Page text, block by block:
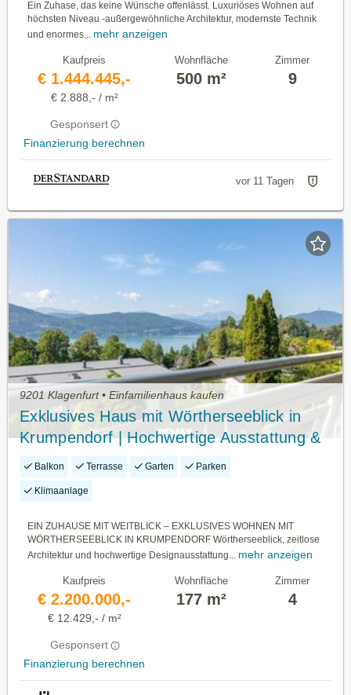
Ein Zuhase, das keine Wünsche offenlässt. Luxuriöses Wohnen auf
höchsten Niveau -außergewöhnliche Architektur, modernste Technik
und enormes... mehr anzeigen
Kaufpreis
€ 1.444.445,-
€ 2.888,- / m²
Gesponsert
Finanzierung berechnen
Wohnfläche
500 m²
Zimmer
9
vor 11 Tagen
9201 Klagenfurt • Einfamilienhaus kaufen
Exklusives Haus mit Wörtherseeblick in
Krumpendorf | Hochwertige Ausstattung &
1.092 m² Grundstück
Balkon Terrasse Garten Parken
Klimaanlage
EIN ZUHAUSE MIT WEITBLICK – EXKLUSIVES WOHNEN MIT
WÖRTHERSEEBLICK IN KRUMPENDORF Wörtherseeblick, zeitlose
Architektur und hochwertige Designausstattung... mehr anzeigen
Kaufpreis
€ 2.200.000,-
€ 12.429,- / m²
Gesponsert
Finanzierung berechnen
Wohnfläche
177 m²
Zimmer
4